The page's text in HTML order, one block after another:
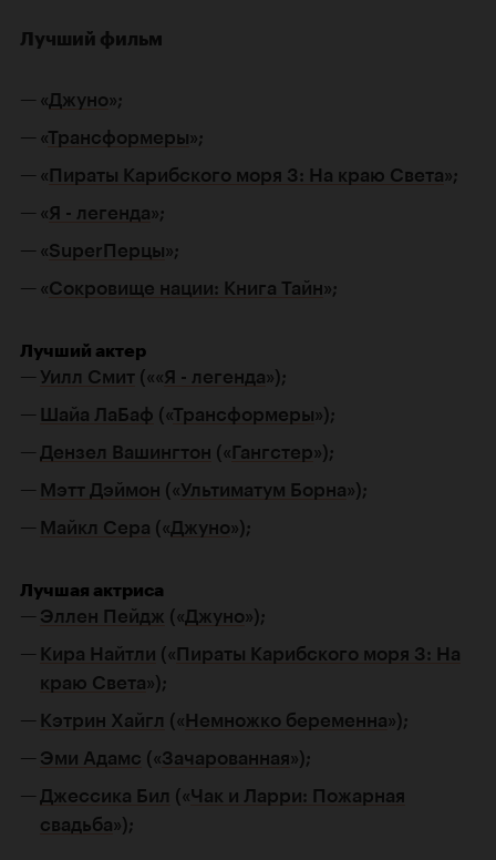
Лучший фильм
«Джуно»;
«Трансформеры»;
«Пираты Карибского моря 3: На краю Света»;
«Я - легенда»;
«SuperПерцы»;
«Сокровище нации: Книга Тайн»;
Лучший актер
Уилл Смит (««Я - легенда»);
Шайа ЛаБаф («Трансформеры»);
Дензел Вашингтон («Гангстер»);
Мэтт Дэймон («Ультиматум Борна»);
Майкл Сера («Джуно»);
Лучшая актриса
Эллен Пейдж («Джуно»);
Кира Найтли («Пираты Карибского моря 3: На
краю Света»);
Кэтрин Хайгл («Немножко беременна»);
Эми Адамс («Зачарованная»);
Джессика Бил («Чак и Ларри: Пожарная
свадьба»);